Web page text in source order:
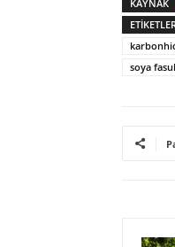
KAYNAK
soya